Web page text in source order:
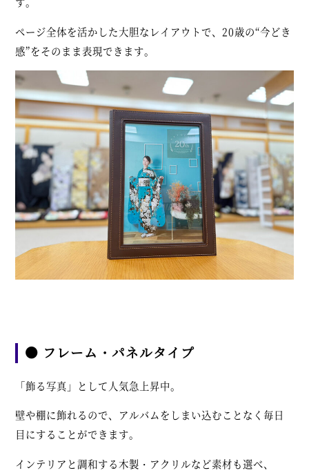
ページ全体を活かした大胆なレイアウトで、20歳の“今どき
感”をそのまま表現できます。
● フレーム・パネルタイプ
「飾る写真」として人気急上昇中。
壁や棚に飾れるので、アルバムをしまい込むことなく毎日
目にすることができます。
インテリアと調和する木製・アクリルなど素材も選べ、